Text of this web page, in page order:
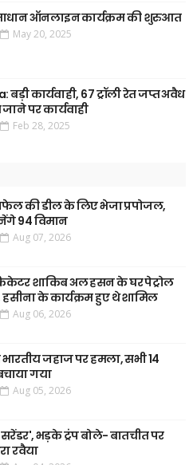
ऑनलाइन कार्यक्रम की शुरुआत
May 20, 2025
बड़ी कार्यवाही, 67 ट्रॉली रेत जप्त अवैध
पर कार्यवाही
Feb 28, 2025
की डील के लिए भेजा प्रपोजल,
94 विमान
Aug 07, 2026
शाकिब अल हसन के घर पेट्रोल
के कार्यक्रम हुए थे शामिल
Aug 06, 2026
जहाज पर हमला, सभी 14
गया
Aug 05, 2026
भड़के ट्रंप बोले- बातचीत पर
रवैया